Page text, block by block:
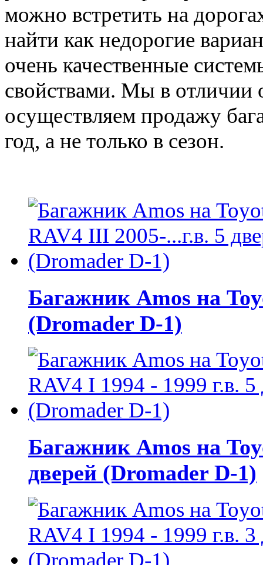
можно встретить на
найти как недорогие
очень качественные
свойствами. Мы в отличии
осуществляем продажу
год, а не только в сезон.
Багажник Amos на
(Dromader D-1)
Багажник Amos на
дверей (Dromader D-1)